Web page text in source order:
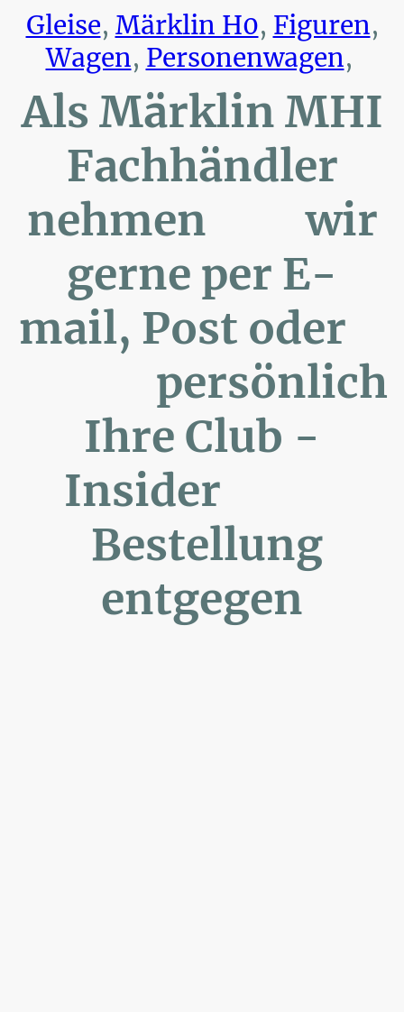
Gleise, Märklin H0, Figuren,
Wagen, Personenwagen,
Als Märklin MHI
Fachhändler
nehmen wir
gerne per E-
mail, Post oder
persönlich
Ihre Club -
Insider
Bestellung
entgegen